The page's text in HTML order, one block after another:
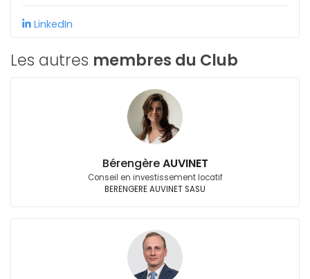
LinkedIn
Les autres membres du Club
BérengèreAUVINET
Conseil en investissement locatif
BERENGERE AUVINET SASU